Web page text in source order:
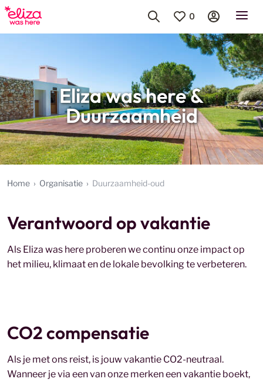
0
Eliza was here &
Duurzaamheid
Home Organisatie Duurzaamheid-oud
Verantwoord op vakantie
Als Eliza was here proberen we continu onze impact op
het milieu, klimaat en de lokale bevolking te verbeteren.
CO2 compensatie
Als je met ons reist, is jouw vakantie CO2-neutraal.
Wanneer je via een van onze merken een vakantie boekt,